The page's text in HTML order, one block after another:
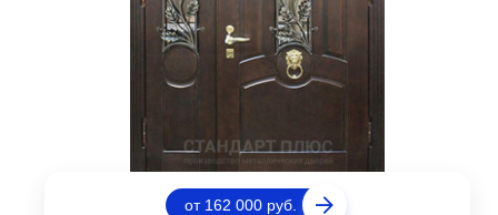
от 162 000 руб.